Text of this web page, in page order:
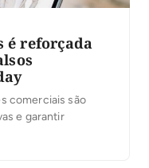
é reforçada
comerciais são
e garantir